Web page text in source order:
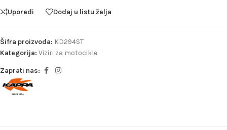
Uporedi Dodaj u listu želja
Šifra proizvoda: KD294ST
Kategorija: Viziri za motocikle
Zaprati nas: